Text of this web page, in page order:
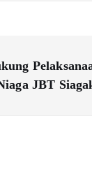
JBT